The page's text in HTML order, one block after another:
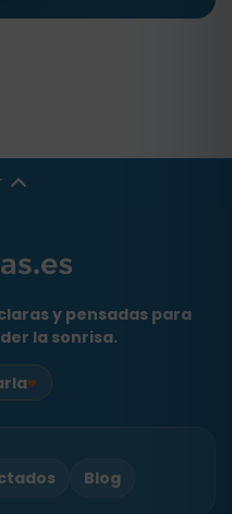
y pensadas para
la sonrisa.
♥
Blog